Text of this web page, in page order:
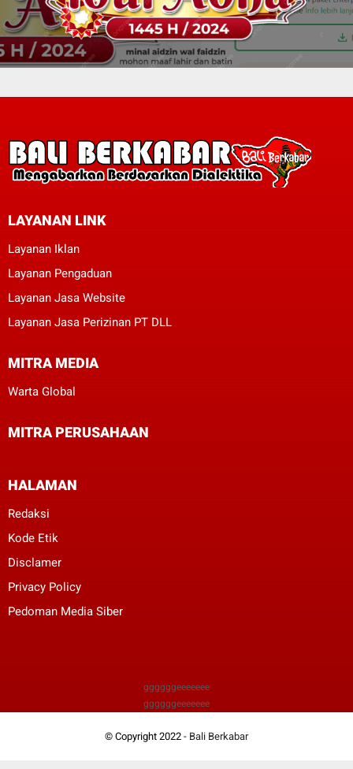
LAYANAN LINK
Layanan Iklan
Layanan Pengaduan
Layanan Jasa Website
Layanan Jasa Perizinan PT DLL
MITRA MEDIA
Warta Global
MITRA PERUSAHAAN
HALAMAN
Redaksi
Kode Etik
Disclamer
Privacy Policy
Pedoman Media Siber
ggggggeeeeeee
ggggggeeeeeee
© Copyright 2022 - Bali Berkabar